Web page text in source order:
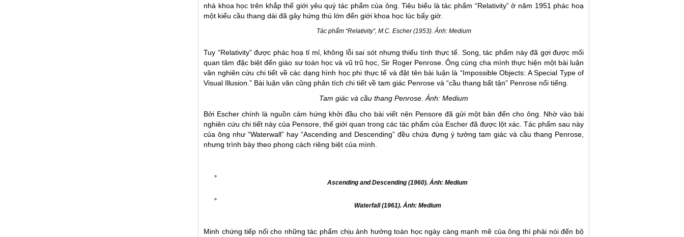
nhà khoa học trên khắp thế giới yêu quý tác phẩm của ông. Tiêu biểu là tác phẩm “Relativity” ở năm 1951 phác hoạ
một kiểu cầu thang dài đã gây hứng thú lớn đến giới khoa học lúc bấy giờ.
Tác phẩm “Relativity”, M.C. Escher (1953). Ảnh: Medium
Tuy “Relativity” được phác hoạ tỉ mỉ, không lỗi sai sót nhưng thiếu tính thực tế. Song, tác phẩm này đã gợi được mối
quan tâm đặc biệt đến giáo sư toán học và vũ trũ học, Sir Roger Penrose. Ông cùng cha mình thực hiện một bài luận
văn nghiên cứu chi tiết về các dạng hình học phi thực tế và đặt tên bài luận là “Impossible Objects: A Special Type of
Visual Illusion. ” Bài luận văn cũng phân tích chi tiết về tam giác Penrose và “cầu thang bất tận” Penrose nổi tiếng.
Tam giác và cầu thang Penrose. Ảnh: Medium
Bởi Escher chính là nguồn cảm hứng khởi đầu cho bài viết nên Pensore đã gửi một bản đến cho ông. Nhờ vào bài
nghiên cứu chi tiết này của Pensore, thế giới quan trong các tác phẩm của Escher đã được lột xác. Tác phẩm sau này
của ông như “Waterwall” hay “Ascending and Descending” đều chứa đựng ý tưởng tam giác và cầu thang Penrose,
nhưng trình bày theo phong cách riêng biệt của mình.
Ascending and Descending (1960). Ảnh: Medium
Waterfall (1961). Ảnh: Medium
Minh chứng tiếp nối cho những tác phẩm chịu ảnh hưởng toán học ngày càng mạnh mẽ của ông thì phải nói đến bộ